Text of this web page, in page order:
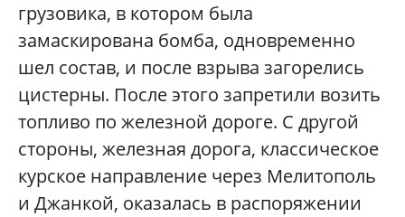
грузовика, в котором была
замаскирована бомба, одновременно
шел состав, и после взрыва загорелись
цистерны. После этого запретили возить
топливо по железной дороге. С другой
стороны, железная дорога, классическое
курское направление через Мелитополь
и Джанкой, оказалась в распоряжении